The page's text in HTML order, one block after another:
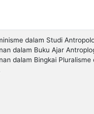
dalam Studi
dalam Buku Ajar
dalam Bingkai Pluralisme